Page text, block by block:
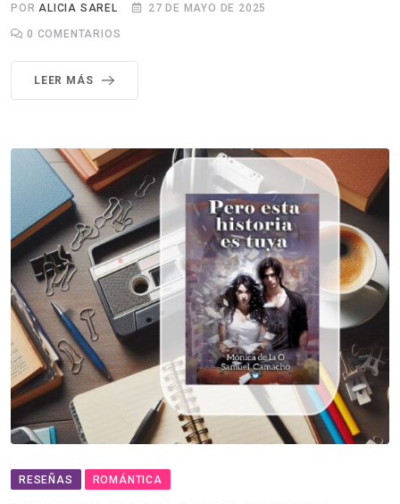
POR ALICIA SAREL 27 DE MAYO DE 2025
0 COMENTARIOS
LEER MÁS
RESEÑAS ROMÁNTICA